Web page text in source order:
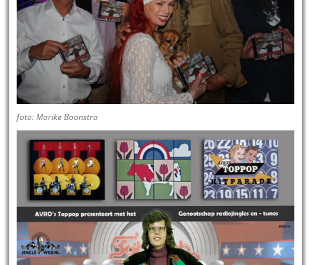
foto: Marike Boonstra